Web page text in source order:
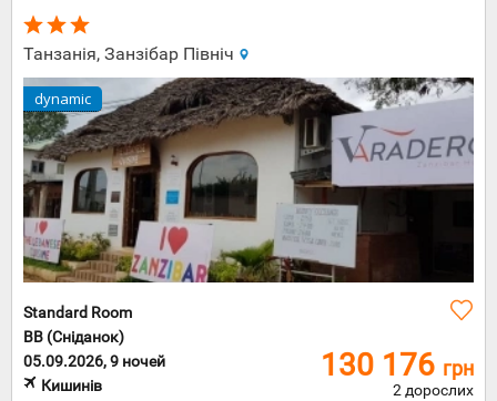
Танзанія, Занзібар Північ
dynamic
Standard Room
BB (Сніданок)
05.09.2026, 9 ночей
Кишинів
130 176 грн
2 дорослих